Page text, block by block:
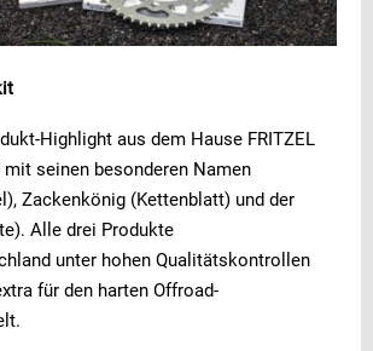
Highlight aus dem Hause FRITZEL
seinen besonderen Namen
Zackenkönig (Kettenblatt) und der
Alle drei Produkte
unter hohen Qualitätskontrollen
für den harten Offroad-